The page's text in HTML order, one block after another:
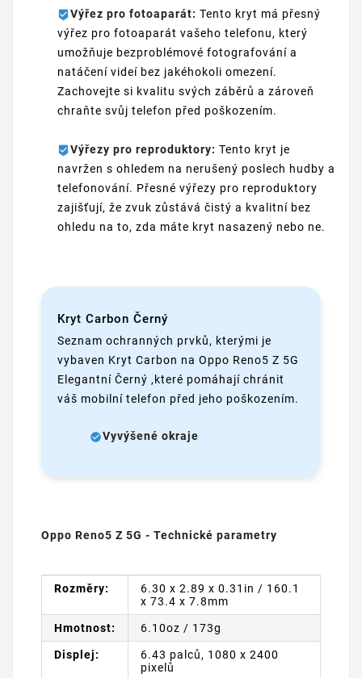
Výřez pro fotoaparát: Tento kryt má přesný
výřez pro fotoaparát vašeho telefonu, který
umožňuje bezproblémové fotografování a
natáčení videí bez jakéhokoli omezení.
Zachovejte si kvalitu svých záběrů a zároveň
chraňte svůj telefon před poškozením.
Výřezy pro reproduktory: Tento kryt je
navržen s ohledem na nerušený poslech hudby a
telefonování. Přesné výřezy pro reproduktory
zajišťují, že zvuk zůstává čistý a kvalitní bez
ohledu na to, zda máte kryt nasazený nebo ne.
Kryt Carbon Černý
Seznam ochranných prvků, kterými je
vybaven Kryt Carbon na Oppo Reno5 Z 5G
Elegantní Černý ,které pomáhají chránit
váš mobilní telefon před jeho poškozením.
Vyvýšené okraje
Oppo Reno5 Z 5G - Technické parametry
Rozměry:
6.30 x 2.89 x 0.31in / 160.1
x 73.4 x 7.8mm
Hmotnost: 6.10oz / 173g
Displej:
6.43 palců, 1080 x 2400
pixelů